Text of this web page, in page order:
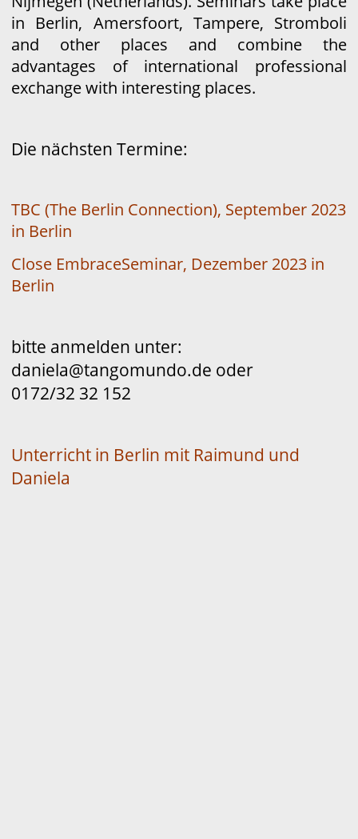
in Berlin, Amersfoort, Tampere, Stromboli
and other places and combine the
advantages of international professional
exchange with interesting places.
Die nächsten Termine:
TBC (The Berlin Connection), September 2023
in Berlin
Close EmbraceSeminar, Dezember 2023 in
Berlin
bitte anmelden unter:
daniela@tangomundo.de oder
0172/32 32 152
Unterricht in Berlin mit Raimund und
Daniela